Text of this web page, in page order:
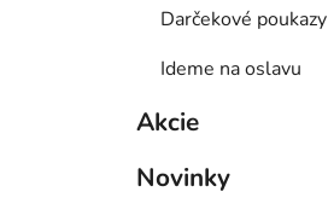
Darčekové poukazy
Ideme na oslavu
Akcie
Novinky